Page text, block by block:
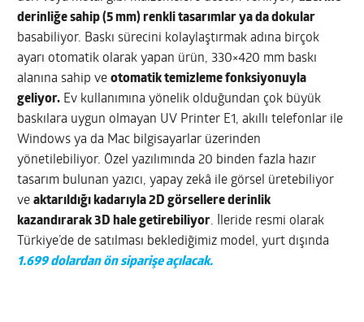
derinliğe sahip (5 mm) renkli tasarımlar ya da dokular
basabiliyor. Baskı sürecini kolaylaştırmak adına birçok
ayarı otomatik olarak yapan ürün, 330×420 mm baskı
alanına sahip veotomatik temizleme fonksiyonuyla
geliyor. Ev kullanımına yönelik olduğundan çok büyük
baskılara uygun olmayan UV Printer E1, akıllı telefonlar ile
Windows ya da Mac bilgisayarlar üzerinden
yönetilebiliyor. Özel yazılımında 20 binden fazla hazır
tasarım bulunan yazıcı, yapay zekâ ile görsel üretebiliyor
veaktarıldığı kadarıyla 2D görsellere derinlik
kazandırarak 3D hale getirebiliyor. İleride resmi olarak
Türkiye’de de satılması beklediğimiz model, yurt dışında
1.699 dolardan ön siparişe açılacak.